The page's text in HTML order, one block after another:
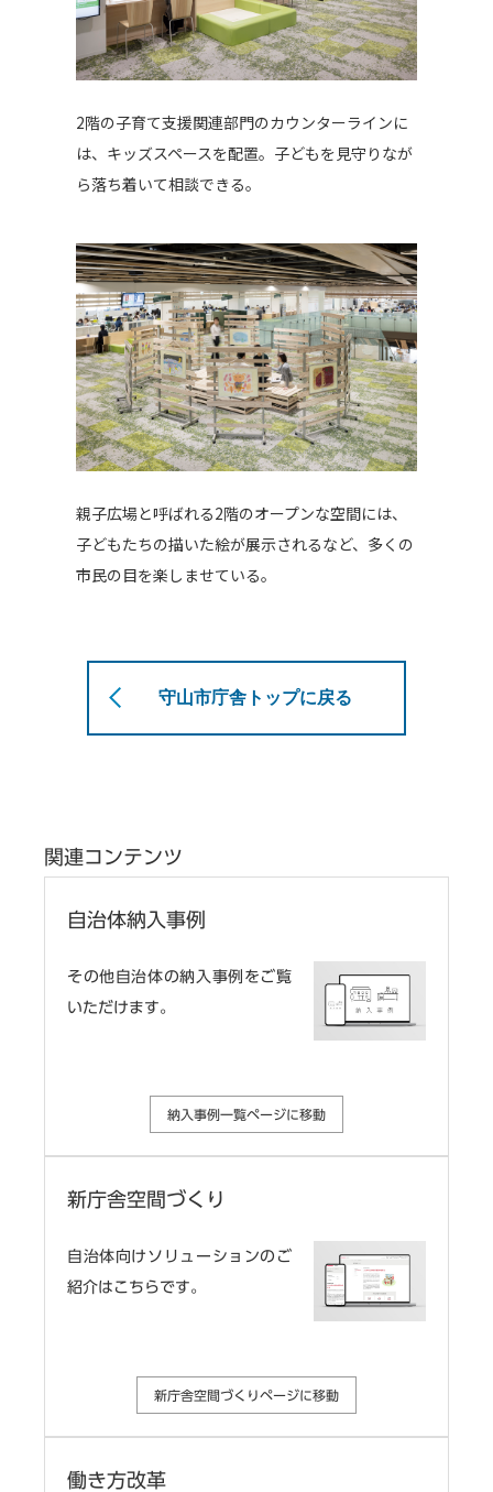
2階の子育て支援関連部門のカウンターラインに
は、キッズスペースを配置。子どもを見守りなが
ら落ち着いて相談できる。
親子広場と呼ばれる2階のオープンな空間には、
子どもたちの描いた絵が展示されるなど、多くの
市民の目を楽しませている。
守山市庁舎トップに戻る
関連コンテンツ
自治体納入事例
その他自治体の納入事例をご覧
いただけます。
納入事例一覧ページに移動
新庁舎空間づくり
自治体向けソリューションのご
紹介はこちらです。
新庁舎空間づくりページに移動
働き方改革